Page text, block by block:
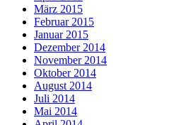
März 2015
Februar 2015
Januar 2015
Dezember 2014
November 2014
Oktober 2014
August 2014
Juli 2014
Mai 2014